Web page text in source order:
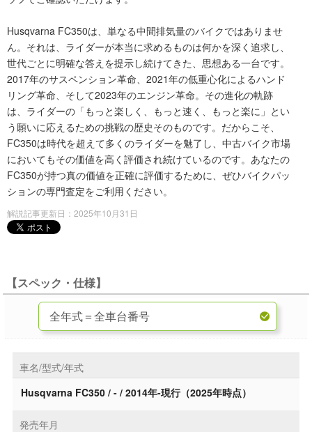
Husqvarna FC350は、単なる中間排気量のバイクではありませ
ん。それは、ライダーが本当に求めるものは何かを深く追求し、
世代ごとに明確な答えを提示し続けてきた、思想ある一台です。
2017年のサスペンション革命、2021年の低重心化によるハンド
リング革命、そして2023年のエンジン革命。その進化の軌跡
は、ライダーの「もっと楽しく、もっと速く、もっと楽に」とい
う願いに応えるための挑戦の歴史そのものです。だからこそ、
FC350は時代を超えて多くのライダーを魅了し、中古バイク市場
においてもその価値を高く評価され続けているのです。あなたの
FC350が持つ真の価値を正確に評価するために、ぜひバイクパッ
ションの専門査定をご利用ください。
解説記事更新日：2025年10月31日
【スペック・仕様】
車名/型式/年式
Husqvarna FC350 / - / 2014年-現行（2025年時点）
発売年月